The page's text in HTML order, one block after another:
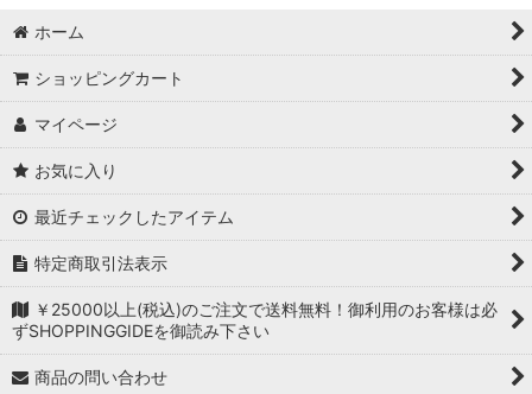
ホーム
ショッピングカート
マイページ
お気に入り
最近チェックしたアイテム
特定商取引法表示
￥25000以上(税込)のご注文で送料無料！御利用のお客様は必
ずSHOPPINGGIDEを御読み下さい
商品の問い合わせ